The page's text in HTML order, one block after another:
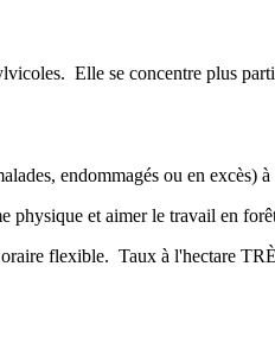
Elle se concentre plus
endommagés ou en
et aimer le travail en
flexible. Taux à l'hectare